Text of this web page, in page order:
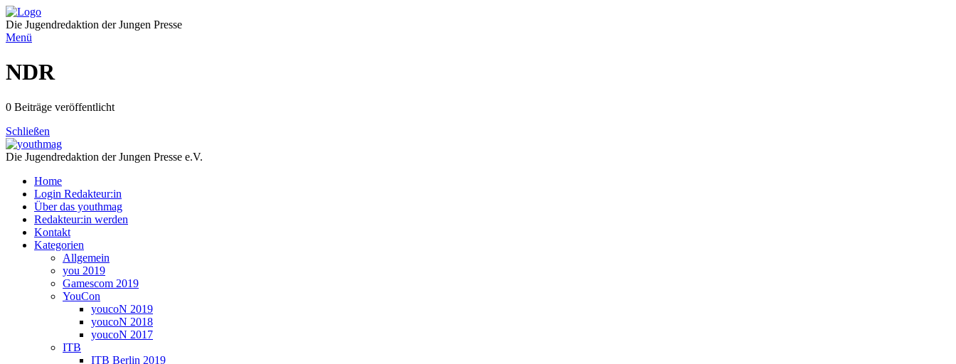
Direkt
zum
Inhalt
Die Jugendredaktion der Jungen Presse
Menü
NDR
0 Beiträge veröffentlicht
Schließen
Die Jugendredaktion der Jungen Presse e.V.
Home
Login Redakteur:in
Über das youthmag
Redakteur:in werden
Kontakt
Kategorien
Allgemein
you 2019
Gamescom 2019
YouCon
youcoN 2019
youcoN 2018
youcoN 2017
ITB
ITB Berlin 2019